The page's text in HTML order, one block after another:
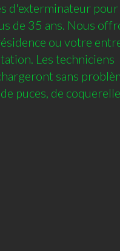
d'exterminateur pour
de 35 ans. Nous
ou votre
Les techniciens
sans
puces, de